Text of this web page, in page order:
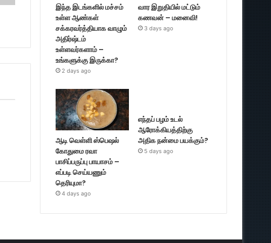
இந்த இடங்களில் மச்சம்
உள்ள ஆண்கள்
சக்கரவர்த்தியாக வாழும்
அதிர்ஷ்டம்
உள்ளவர்களாம் –
உங்களுக்கு இருக்கா?
2 days ago
வார இறுதியில் மட்டும்
கணவன் – மனைவி!
3 days ago
ஆடி வெள்ளி ஸ்பெஷல்
கோதுமை ரவா
பாசிப்பருப்பு பாயாசம் –
எப்படி செய்யணும்
தெரியுமா?
4 days ago
எந்தப் பழம் உடல்
ஆரோக்கியத்திற்கு
அதிக நன்மை பயக்கும்?
5 days ago